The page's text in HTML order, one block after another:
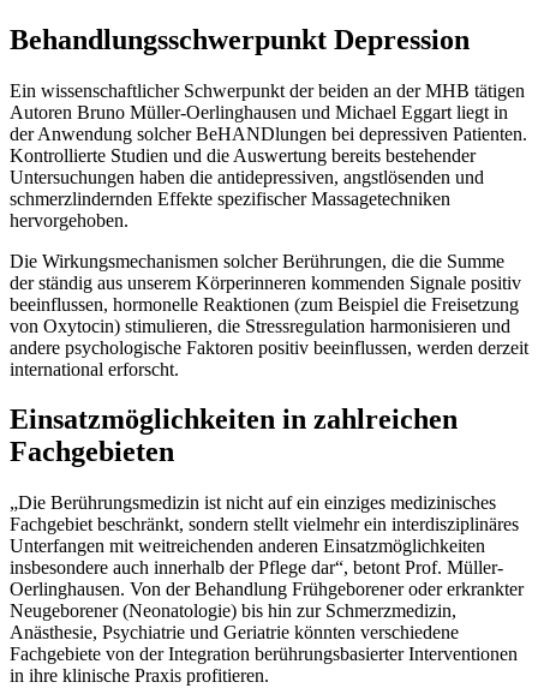
Behandlungsschwerpunkt Depression
Ein wissenschaftlicher Schwerpunkt der beiden an der MHB tätigen
Autoren Bruno Müller-Oerlinghausen und Michael Eggart liegt in
der Anwendung solcher BeHANDlungen bei depressiven Patienten.
Kontrollierte Studien und die Auswertung bereits bestehender
Untersuchungen haben die antidepressiven, angstlösenden und
schmerzlindernden Effekte spezifischer Massagetechniken
hervorgehoben.
Die Wirkungsmechanismen solcher Berührungen, die die Summe
der ständig aus unserem Körperinneren kommenden Signale positiv
beeinflussen, hormonelle Reaktionen (zum Beispiel die Freisetzung
von Oxytocin) stimulieren, die Stressregulation harmonisieren und
andere psychologische Faktoren positiv beeinflussen, werden derzeit
international erforscht.
Einsatzmöglichkeiten in zahlreichen
Fachgebieten
„Die Berührungsmedizin ist nicht auf ein einziges medizinisches
Fachgebiet beschränkt, sondern stellt vielmehr ein interdisziplinäres
Unterfangen mit weitreichenden anderen Einsatzmöglichkeiten
insbesondere auch innerhalb der Pflege dar“, betont Prof. Müller-
Oerlinghausen. Von der Behandlung Frühgeborener oder erkrankter
Neugeborener (Neonatologie) bis hin zur Schmerzmedizin,
Anästhesie, Psychiatrie und Geriatrie könnten verschiedene
Fachgebiete von der Integration berührungsbasierter Interventionen
in ihre klinische Praxis profitieren.